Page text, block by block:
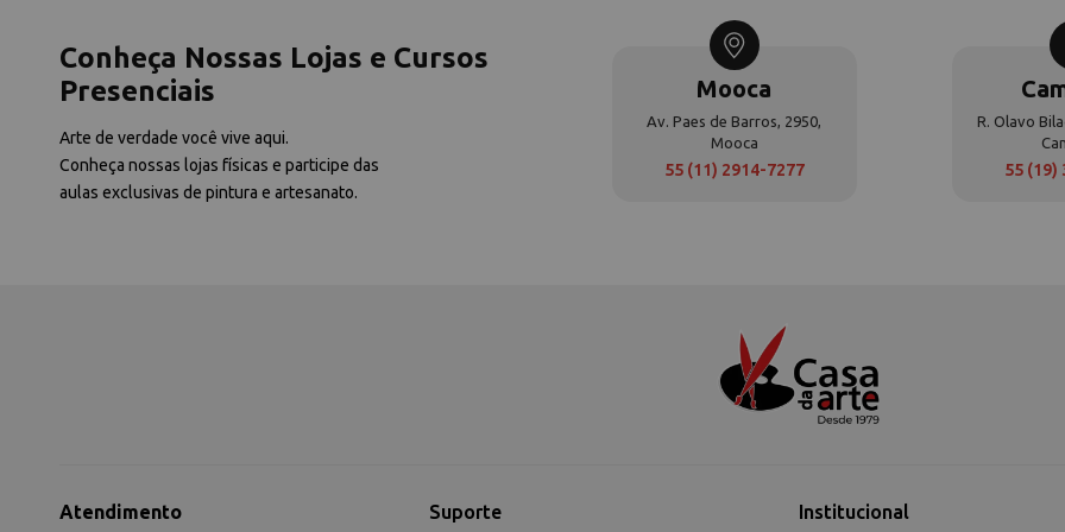
Conheça Nossas Lojas e Cursos
Presenciais
Arte de verdade você vive aqui.
Conheça nossas lojas físicas e participe das
aulas exclusivas de pintura e artesanato.
Mooca
Av. Paes de Barros, 2950,
Mooca
55 (11) 2914-7277
R. Olavo
55 (19)
Atendimento Suporte Institucional